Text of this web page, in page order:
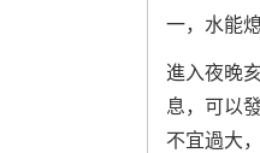
一，水能
進入夜晚
息，可以
不宜過大